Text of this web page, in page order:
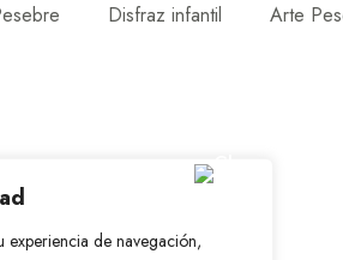
experiencia de navegación,
Disfraz infantil Arte